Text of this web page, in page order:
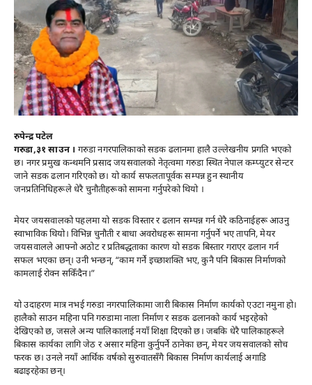
रुपेन्द्र पटेल
गरुडा,३१ साउन । गरुडा नगरपालिकाको सडक ढलानमा हालै उल्लेखनीय प्रगति भएको
छ। नगर प्रमुख कन्थमनि प्रसाद जयसवालको नेतृत्वमा गरुडा स्थित नेपाल कम्प्युटर सेन्टर
जाने सडक ढलान गरिएको छ। यो कार्य सफलतापूर्वक सम्पन्न हुन स्थानीय
जनप्रतिनिधिहरूले धेरै चुनौतीहरूको सामना गर्नुपरेको थियो ।
मेयर जयसवालको पहलमा यो सडक विस्तार र ढलान सम्पन्न गर्न धेरै कठिनाईहरू आउनु
स्वाभाविक थियो। विभिन्न चुनौती र बाधा अवरोधहरू सामना गर्नुपर्ने भए तापनि, मेयर
जयसवालले आफ्नो अठोट र प्रतिबद्धताका कारण यो सडक बिस्तार गराएर ढलान गर्न
सफल भएका छन्। उनी भन्छन्, “काम गर्ने इच्छाशक्ति भए, कुनै पनि बिकास निर्माणको
कामलाई रोक्न सकिँदैन।”
यो उदाहरण मात्र नभई गरुडा नगरपालिकामा जारी बिकास निर्माण कार्यको एउटा नमुना हो।
हालैको साउन महिना पनि गरुडामा नाला निर्माण र सडक ढलानको कार्य भइरहेको
देखिएको छ, जसले अन्य पालिकालाई नयाँ शिक्षा दिएको छ। जबकि धेरै पालिकाहरूले
बिकास कार्यका लागि जेठ र असार महिना कुर्नुपर्ने ठानेका छन्, मेयर जयसवालको सोच
फरक छ। उनले नयाँ आर्थिक वर्षको सुरुवातसँगै बिकास निर्माण कार्यलाई अगाडि
बढाइरहेका छन्।